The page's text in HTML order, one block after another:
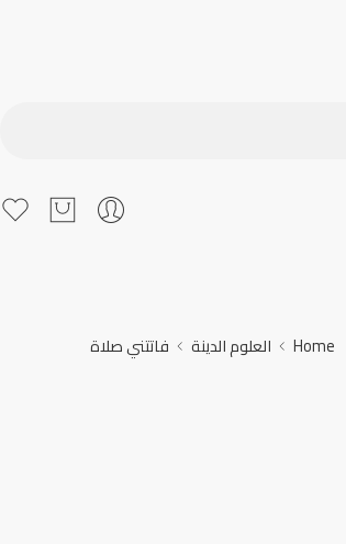
Home العلوم الدينة فاتتني صلاة